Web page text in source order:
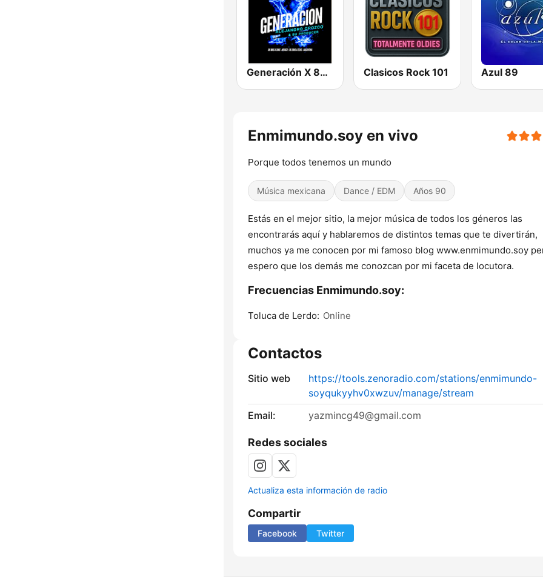
Generación X 80s 90s Clasicos Rock 101 Azul 89
Enmimundo.soy en vivo
Porque todos tenemos un mundo
Música mexicana Dance / EDM Años 90
Estás en el mejor sitio, la mejor música de todos los géneros las
encontrarás aquí y hablaremos de distintos temas que te divertirán,
muchos ya me conocen por mi famoso blog www.enmimundo.soy
espero que los demás me conozcan por mi faceta de locutora.
Frecuencias Enmimundo.soy:
Toluca de Lerdo: Online
Contactos
Sitio web
https://tools.zenoradio.com/stations/enmimundo-
soyqukyyhv0xwzuv/manage/stream
Email:
yazmincg49@gmail.com
Redes sociales
Actualiza esta información de radio
Compartir
Facebook Twitter